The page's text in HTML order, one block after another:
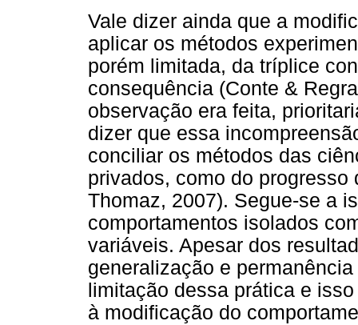
Vale dizer ainda que a
aplicar os métodos
porém limitada, da tríplice
consequência (Conte &
observação era feita,
dizer que essa
conciliar os métodos das
privados, como do
Thomaz, 2007). Segue-se a
comportamentos isolados
variáveis. Apesar dos
generalização e
limitação dessa prática e
à modificação do